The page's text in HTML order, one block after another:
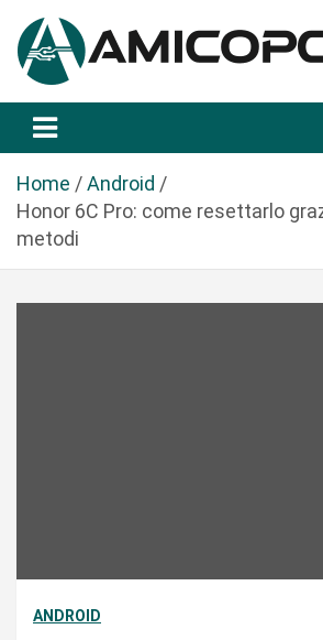
a
Amicopc.com
Home
Android
Honor 6C Pro: come resettarlo
metodi
ANDROID